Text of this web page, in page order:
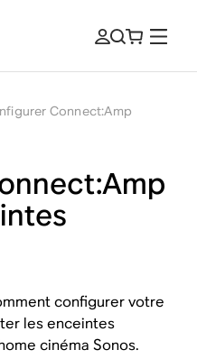
Connect:Amp
configurer votre
les enceintes
cinéma Sonos.